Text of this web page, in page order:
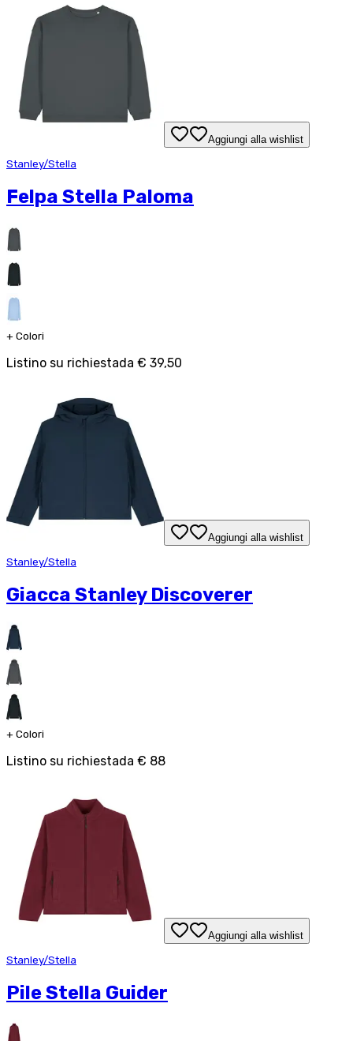
Aggiungi alla wishlist
Stanley/Stella
Felpa Stella Paloma
+ Colori
Listino su richiestada € 39,50
Aggiungi alla wishlist
Stanley/Stella
Giacca Stanley Discoverer
+ Colori
Listino su richiestada € 88
Aggiungi alla wishlist
Stanley/Stella
Pile Stella Guider